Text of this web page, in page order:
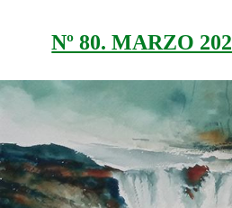
Nº 80. MARZO